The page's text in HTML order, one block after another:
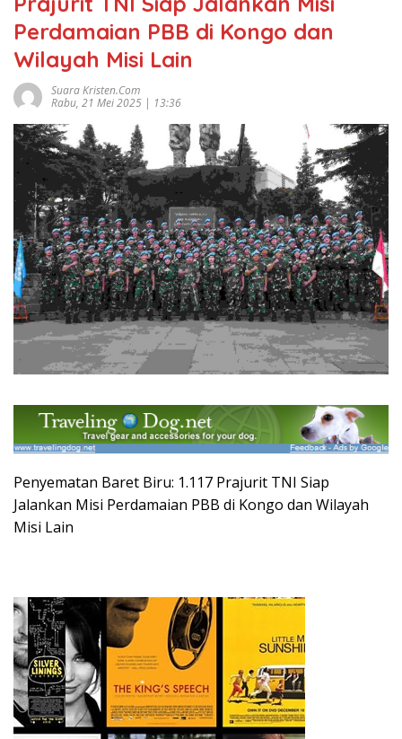
Perdamaian PBB di Kongo dan
Wilayah Misi Lain
Suara Kristen.com
Rabu, 21 Mei 2025 | 13:36
Penyematan Baret Biru: 1.117 Prajurit TNI Siap
Jalankan Misi Perdamaian PBB di Kongo dan Wilayah
Misi Lain